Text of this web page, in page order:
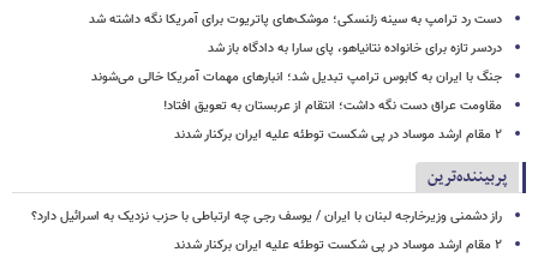
دست رد ترامپ به سینه زلنسکی؛ موشک‌های پاتریوت برای آمریکا نگه داشته شد
دردسر تازه برای خانواده نتانیاهو، پای سارا به دادگاه باز شد
جنگ با ایران به کابوس ترامپ تبدیل شد؛ انبارهای مهمات آمریکا خالی می‌شوند
مقاومت عراق دست نگه داشت؛ انتقام از عربستان به تعویق افتاد!
۲ مقام‌ ارشد موساد در پی شکست توطئه علیه ایران برکنار شدند
پربیننده‌ترین
راز دشمنی وزیرخارجه لبنان با ایران / یوسف رجی چه ارتباطی با حزب نزدیک به اسرائیل دارد؟
۲ مقام‌ ارشد موساد در پی شکست توطئه علیه ایران برکنار شدند